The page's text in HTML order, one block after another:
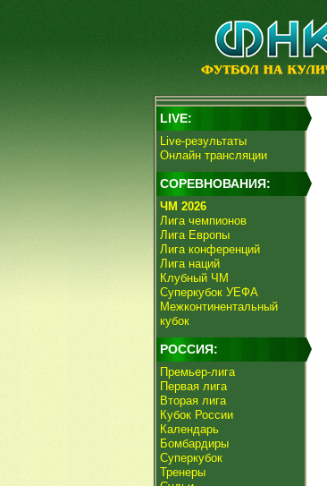
LIVE:
Live-результаты
Онлайн трансляции
СОРЕВНОВАНИЯ:
ЧМ 2026
Лига чемпионов
Лига Европы
Лига конференций
Лига наций
Клубный ЧМ
Суперкубок УЕФА
Межконтинентальный
кубок
РОССИЯ:
Премьер-лига
Первая лига
Вторая лига
Кубок России
Календарь
Бомбардиры
Суперкубок
Тренеры